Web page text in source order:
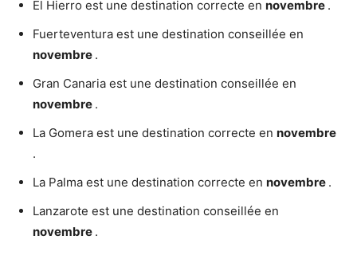
El Hierro est une destination correcte en novembre .
Fuerteventura est une destination conseillée en
novembre .
Gran Canaria est une destination conseillée en
novembre .
La Gomera est une destination correcte en novembre
.
La Palma est une destination correcte en novembre .
Lanzarote est une destination conseillée en
novembre .